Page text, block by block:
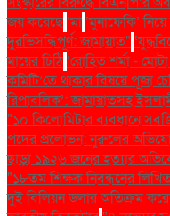
জয় করেছে ‘মা ‘মুনাফেকি’
দুরভিসন্ধিপূর্ণ: জামায়াত"
মায়ের চিঠি ‘রোহিত শর্মা -
কমিটি’তে থাকার বিষয়ে পূজা
রিপাবলিক’: জামায়াতসহ
"১০ কিলোমিটার ব্যবধানে
পদের প্রলোভন: নুরুলের অভিযোগ
ছাড়া ১৯২৬ জনের হত্যার
"১৮তম শিক্ষক নিবন্ধনের
দুই বিলিয়ন ডলার অতিক্রম